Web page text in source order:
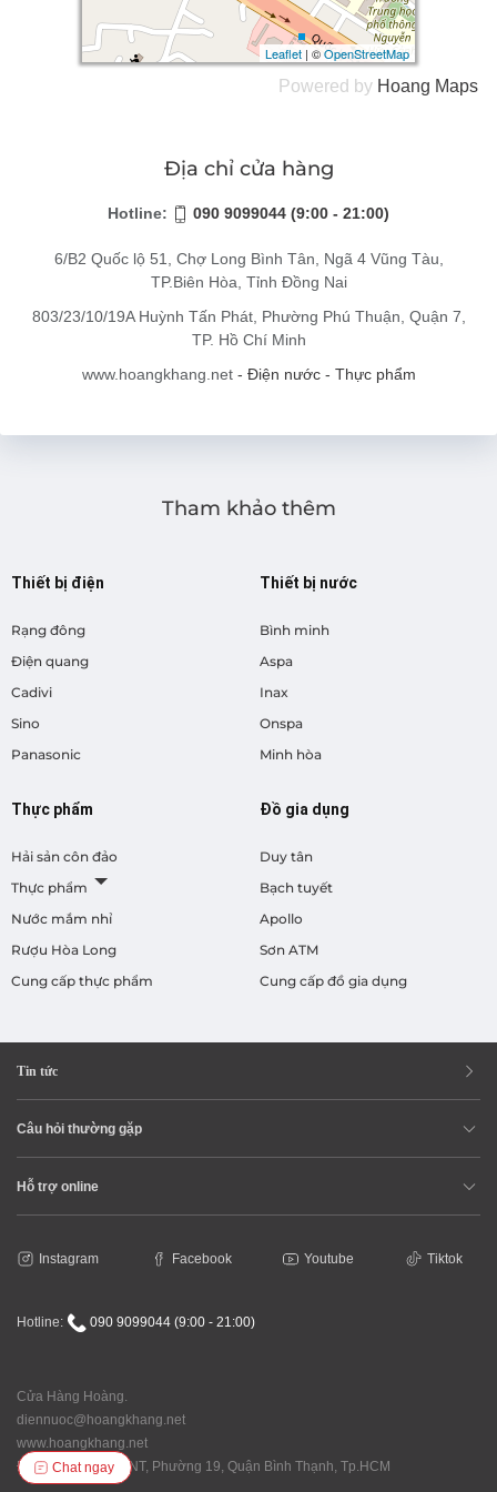
Leaflet | ©OpenStreetMap
Leaflet | ©OpenStreetMap
Powered by Hoang Maps
Địa chỉ cửa hàng
Hotline: 090 9099044 (9:00 - 21:00)
6/B2 Quốc lộ 51, Chợ Long Bình Tân, Ngã 4 Vũng Tàu,
TP.Biên Hòa, Tỉnh Đồng Nai
803/23/10/19A Huỳnh Tấn Phát, Phường Phú Thuận, Quận 7,
TP. Hồ Chí Minh
www.hoangkhang.net - Điện nước - Thực phẩm
Tham khảo thêm
Thiết bị điện
Rạng đông
Điện quang
Cadivi
Sino
Panasonic
Thiết bị nước
Bình minh
Aspa
Inax
Onspa
Minh hòa
Thực phẩm
Hải sản côn đảo
Thực phẩm
Nước mắm nhỉ
Rượu Hòa Long
Cung cấp thực phẩm
Đồ gia dụng
Duy tân
Bạch tuyết
Apollo
Sơn ATM
Cung cấp đồ gia dụng
Tin tức
Câu hỏi thường gặp
Hỗ trợ online
Instagram Facebook Youtube Tiktok
Hotline: 090 9099044 (9:00 - 21:00)
Cửa Hàng Hoàng.
diennuoc@hoangkhang.net
www.hoangkhang.net
Địa chỉ: 92/146 XVNT, Phường 19, Quận Bình Thạnh, Tp.HCM
Chat ngay